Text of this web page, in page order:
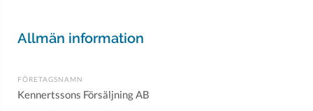
Allmän information
FÖRETAGSNAMN
Kennertssons Försäljning AB